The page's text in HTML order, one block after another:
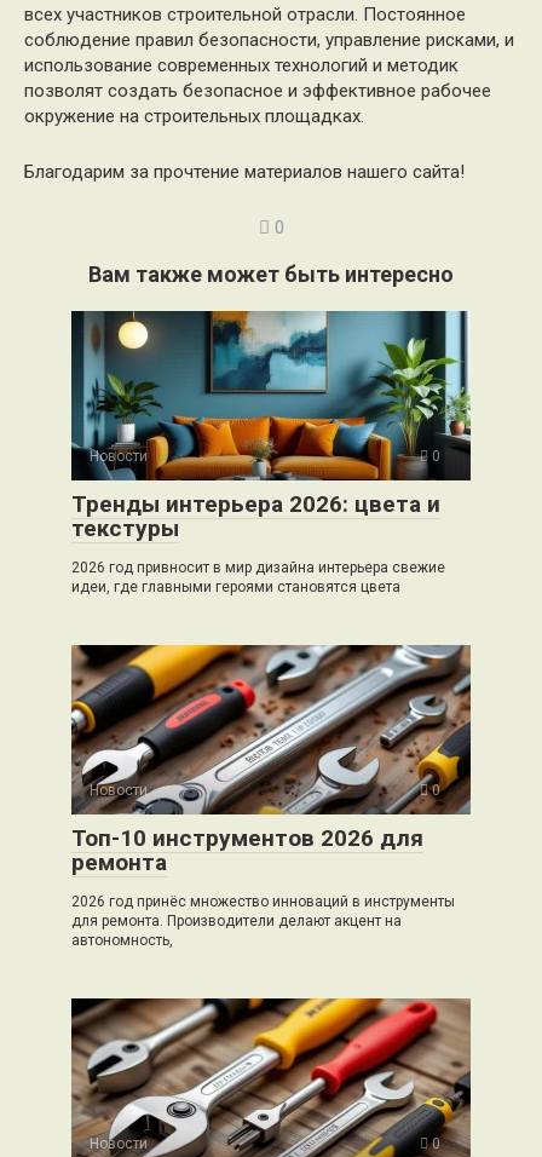
всех участников строительной отрасли. Постоянное
соблюдение правил безопасности, управление рисками, и
использование современных технологий и методик
позволят создать безопасное и эффективное рабочее
окружение на строительных площадках.
Благодарим за прочтение материалов нашего сайта!
0
Вам также может быть интересно
Новости 0
Тренды интерьера 2026: цвета и
текстуры
2026 год привносит в мир дизайна интерьера свежие
идеи, где главными героями становятся цвета
Новости 0
Топ-10 инструментов 2026 для
ремонта
2026 год принёс множество инноваций в инструменты
для ремонта. Производители делают акцент на
автономность,
Новости 0